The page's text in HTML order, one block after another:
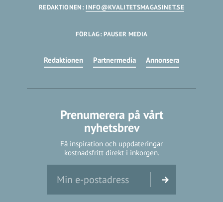
REDAKTIONEN: INFO@KVALITETSMAGASINET.SE
FÖRLAG: PAUSER MEDIA
Redaktionen Partnermedia Annonsera
Prenumerera på vårt
nyhetsbrev
Få inspiration och uppdateringar
kostnadsfritt direkt i inkorgen.